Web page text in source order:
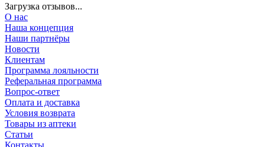
Загрузка отзывов...
О нас
Наша концепция
Наши партнёры
Новости
Клиентам
Программа лояльности
Реферальная программа
Вопрос-ответ
Оплата и доставка
Условия возврата
Товары из аптеки
Статьи
Контакты